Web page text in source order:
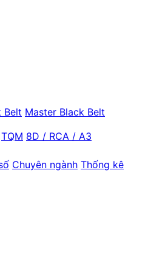
Belt Master Black Belt
TQM 8D / RCA / A3
Chuyên ngành Thống kê